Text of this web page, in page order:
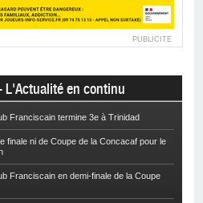
PUBLICITE
en continu
Franciscain termine 3e à Trinidad
finale ni de Coupe de la Concacaf pour le
Franciscain en demi-finale de la Coupe